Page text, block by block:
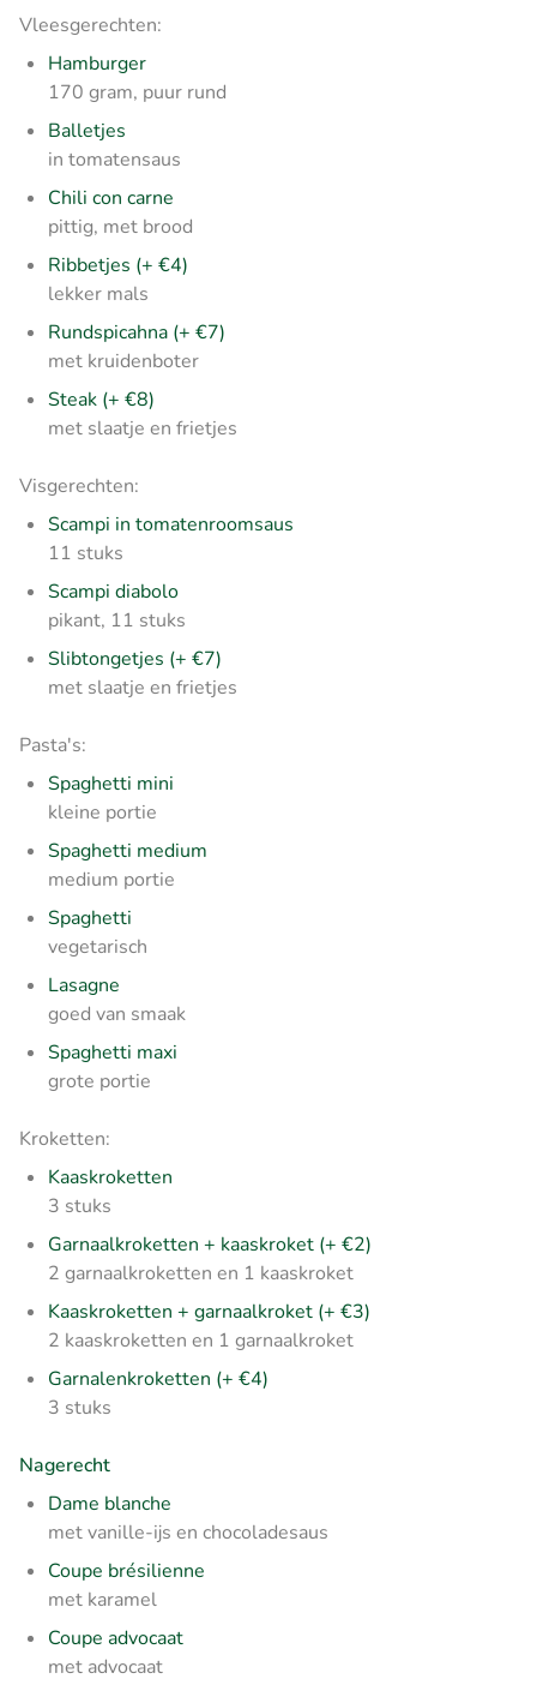
Vleesgerechten:
Hamburger
170 gram, puur rund
Balletjes
in tomatensaus
Chili con carne
pittig, met brood
Ribbetjes (+ €4)
lekker mals
Rundspicahna (+ €7)
met kruidenboter
Steak (+ €8)
met slaatje en frietjes
Visgerechten:
Scampi in tomatenroomsaus
11 stuks
Scampi diabolo
pikant, 11 stuks
Slibtongetjes (+ €7)
met slaatje en frietjes
Pasta's:
Spaghetti mini
kleine portie
Spaghetti medium
medium portie
Spaghetti
vegetarisch
Lasagne
goed van smaak
Spaghetti maxi
grote portie
Kroketten:
Kaaskroketten
3 stuks
Garnaalkroketten + kaaskroket (+ €2)
2 garnaalkroketten en 1 kaaskroket
Kaaskroketten + garnaalkroket (+ €3)
2 kaaskroketten en 1 garnaalkroket
Garnalenkroketten (+ €4)
3 stuks
Nagerecht
Dame blanche
met vanille-ijs en chocoladesaus
Coupe brésilienne
met karamel
Coupe advocaat
met advocaat